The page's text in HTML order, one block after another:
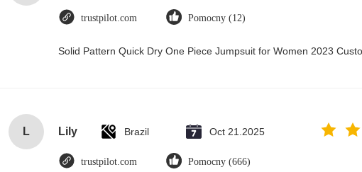
trustpilot.com Pomocny (12)
Solid Pattern Quick Dry One Piece Jumpsuit for Women 2023
L Lily Brazil Oct 21.2025
trustpilot.com Pomocny (666)